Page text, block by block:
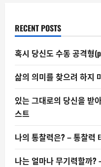
계
에
뜻
는
것
RECENT POSTS
혹시 당신도 수동 공격형
삶의 의미를 찾으려 하지
있는 그대로의 당신을 받
스트
나의 통찰력은? – 통찰력
나는 얼마나 무기력할까?